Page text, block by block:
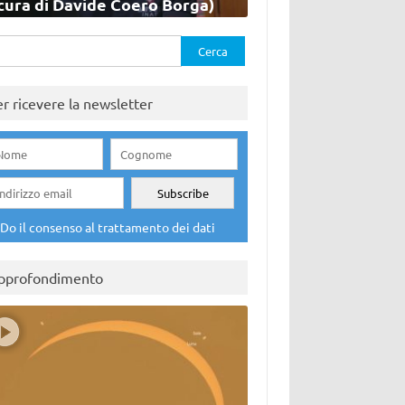
ricevere la newsletter
Do il consenso al trattamento dei dati